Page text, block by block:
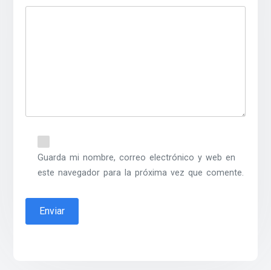
Guarda mi nombre, correo electrónico y web en
este navegador para la próxima vez que comente.